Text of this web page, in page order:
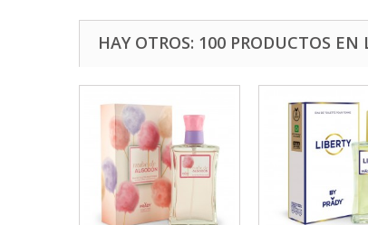
HAY OTROS: 100 PRODUCTOS